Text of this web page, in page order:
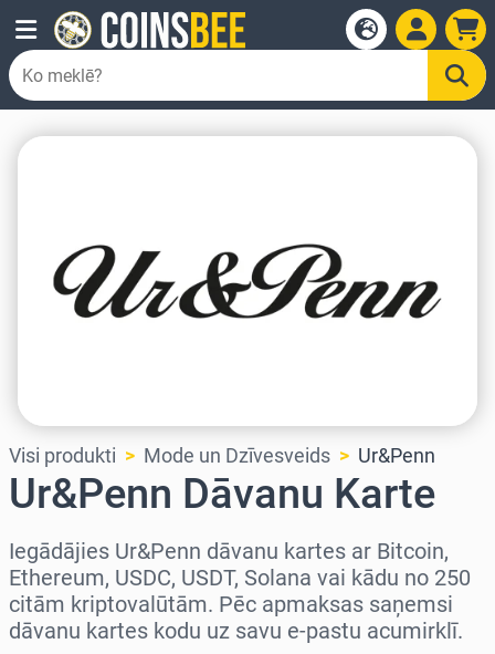
Visi produkti Mode un Dzīvesveids Ur&Penn
Ur&Penn Dāvanu Karte
Iegādājies Ur&Penn dāvanu kartes ar Bitcoin,
Ethereum, USDC, USDT, Solana vai kādu no 250
citām kriptovalūtām. Pēc apmaksas saņemsi
dāvanu kartes kodu uz savu e-pastu acumirklī.